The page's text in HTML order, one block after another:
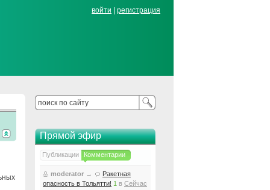
войти регистрация
Прямой эфир
Публикации Комментарии
moderator →
Ракетная
опасность в Тольятти! 1 в Сейчас